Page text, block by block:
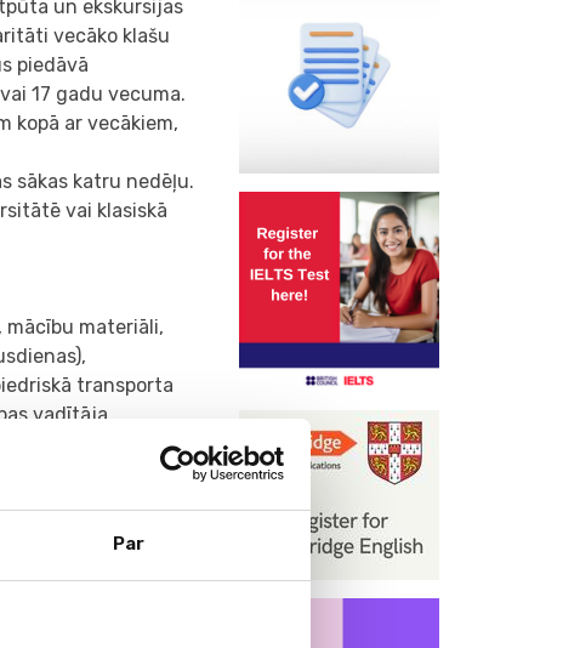
Par
un ekskursijas
vecāko klašu
piedāvā
17 gadu vecuma.
kopā ar vecākiem,
sākas katru nedēļu.
vai klasiskā
mācību materiāli,
transporta
vadītāja
(11-17 g.)